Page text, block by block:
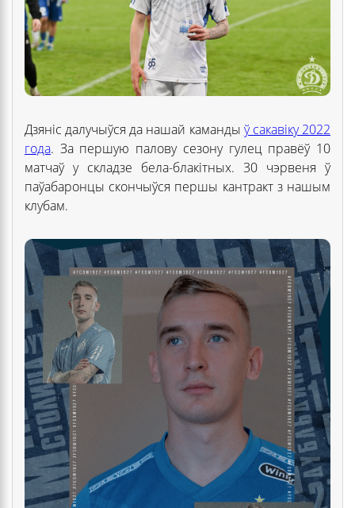
Дзяніс далучыўся да нашай каманды ў сакавіку 2022
года. За першую палову сезону гулец правёў 10
матчаў у складзе бела-блакітных. 30 чэрвеня ў
паўабаронцы скончыўся першы кантракт з нашым
клубам.